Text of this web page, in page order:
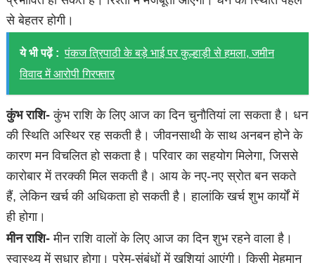
से बेहतर होगी।
ये भी पढ़ें : पंकज त्रिपाठी के बड़े भाई पर कुल्हाड़ी से हमला, जमीन
विवाद में आरोपी गिरफ्तार
कुंभ राशि- कुंभ राशि के लिए आज का दिन चुनौतियां ला सकता है। धन
की स्थिति अस्थिर रह सकती है। जीवनसाथी के साथ अनबन होने के
कारण मन विचलित हो सकता है। परिवार का सहयोग मिलेगा, जिससे
कारोबार में तरक्की मिल सकती है। आय के नए-नए स्रोत बन सकते
हैं, लेकिन खर्च की अधिकता हो सकती है। हालांकि खर्च शुभ कार्यों में
ही होगा।
मीन राशि- मीन राशि वालों के लिए आज का दिन शुभ रहने वाला है।
स्वास्थ्य में सुधार होगा। प्रेम-संबंधों में खुशियां आएंगी। किसी मेहमान